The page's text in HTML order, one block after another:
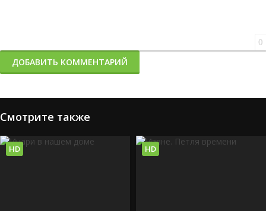
0
ДОБАВИТЬ КОММЕНТАРИЙ
Смотрите также
HD HD